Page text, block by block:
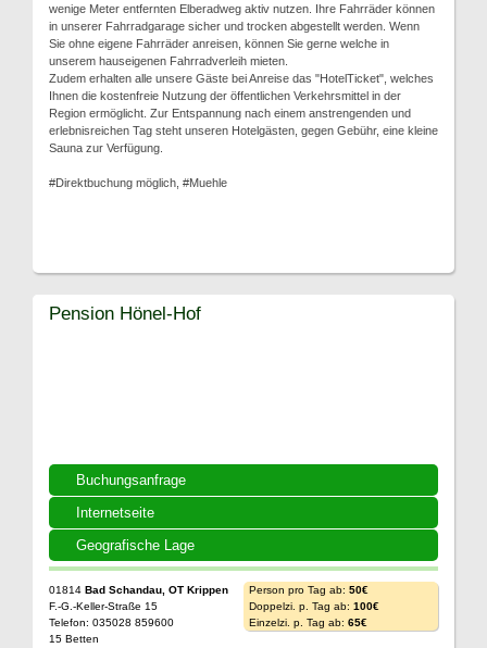
wenige Meter entfernten Elberadweg aktiv nutzen. Ihre Fahrräder können
in unserer Fahrradgarage sicher und trocken abgestellt werden. Wenn
Sie ohne eigene Fahrräder anreisen, können Sie gerne welche in
unserem hauseigenen Fahrradverleih mieten.
Zudem erhalten alle unsere Gäste bei Anreise das "HotelTicket", welches
Ihnen die kostenfreie Nutzung der öffentlichen Verkehrsmittel in der
Region ermöglicht. Zur Entspannung nach einem anstrengenden und
erlebnisreichen Tag steht unseren Hotelgästen, gegen Gebühr, eine kleine
Sauna zur Verfügung.
#Direktbuchung möglich, #Muehle
Buchungsanfrage
Internetseite
Geografische Lage
Pension Hönel-Hof
01814 Bad Schandau, OT Krippen
F.-G.-Keller-Straße 15
Telefon: 035028 859600
15 Betten
Person pro Tag ab: 50€
Doppelzi. p. Tag ab: 100€
Einzelzi. p. Tag ab: 65€